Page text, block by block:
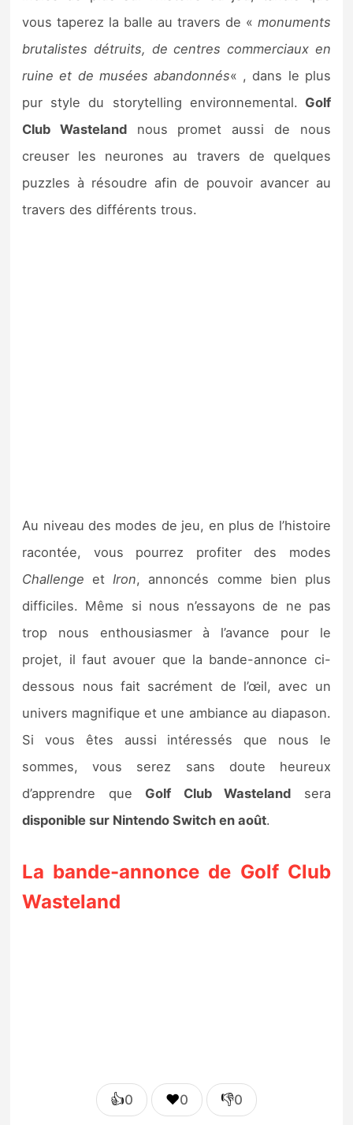
vous taperez la balle au travers de « monuments
brutalistes détruits, de centres commerciaux en
ruine et de musées abandonnés« , dans le plus
pur style du storytelling environnemental. Golf
Club Wastelandnous promet aussi de nous
creuser les neurones au travers de quelques
puzzles à résoudre afin de pouvoir avancer au
travers des différents trous.
Au niveau des modes de jeu, en plus de l’histoire
racontée, vous pourrez profiter des modes
Challenge et Iron, annoncés comme bien plus
difficiles. Même si nous n’essayons de ne pas
trop nous enthousiasmer à l’avance pour le
projet, il faut avouer que la bande-annonce ci-
dessous nous fait sacrément de l’œil, avec un
univers magnifique et une ambiance au diapason.
Si vous êtes aussi intéressés que nous le
sommes, vous serez sans doute heureux
d’apprendre que Golf Club Wasteland sera
disponible sur Nintendo Switch en août.
La bande-annonce de Golf Club
Wasteland
👍0 ❤️0 👎0